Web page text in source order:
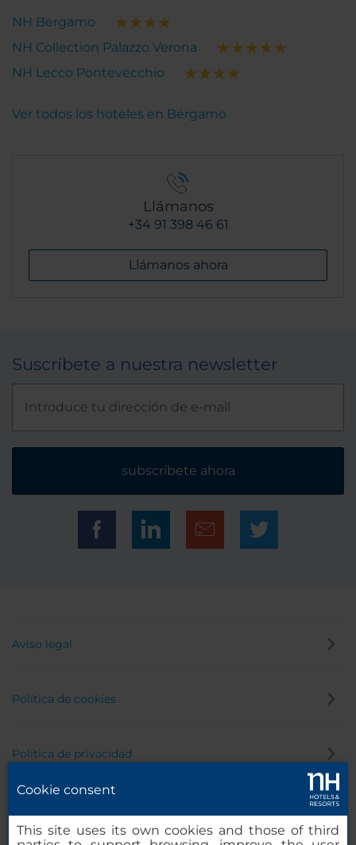
NH Bergamo
NH Collection Palazzo Verona
NH Lecco Pontevecchio
Ver todos los hoteles en Bérgamo
Llámanos
+34 91 398 46 61
Llámanos ahora
Suscríbete a nuestra newsletter
subscríbete ahora
Aviso legal
Política de cookies
Política de privacidad
Cookie consent
This site uses its own cookies and those of third